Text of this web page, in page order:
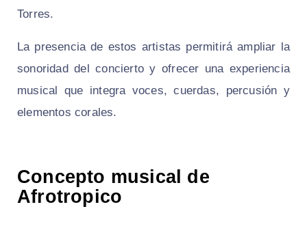
Torres.
La presencia de estos artistas permitirá ampliar la
sonoridad del concierto y ofrecer una experiencia
musical que integra voces, cuerdas, percusión y
elementos corales.
Concepto musical de
Afrotropico